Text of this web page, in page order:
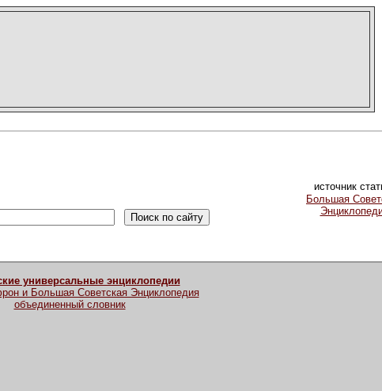
источник
Большая
универсальные энциклопедии
и Большая Советская Энциклопедия
объединенный словник